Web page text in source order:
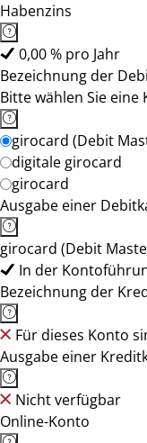
Habenzins
0,00 % pro Jahr
Bezeichnung der
Bitte wählen Sie eine
girocard (Debit
digitale girocard
girocard
Ausgabe einer
girocard (Debit
In der
Bezeichnung der
Für dieses Konto
Ausgabe einer
Nicht verfügbar
Online-Konto